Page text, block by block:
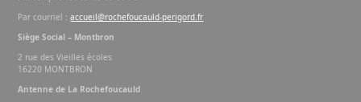
Par courriel :accueil@rochefoucauld-perigord.fr
Siège Social – Montbron
2 rue des Vieilles écoles
16220 MONTBRON
Antenne de La Rochefoucauld